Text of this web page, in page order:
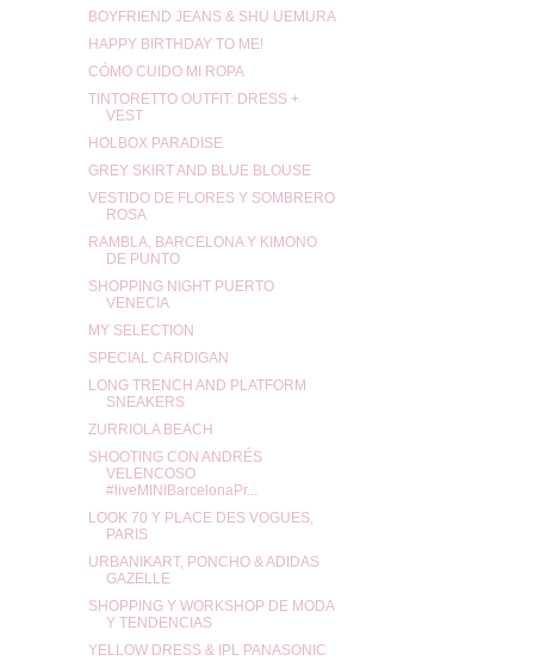
BOYFRIEND JEANS & SHU UEMURA
HAPPY BIRTHDAY TO ME!
CÓMO CUIDO MI ROPA
TINTORETTO OUTFIT: DRESS +
VEST
HOLBOX PARADISE
GREY SKIRT AND BLUE BLOUSE
VESTIDO DE FLORES Y SOMBRERO
ROSA
RAMBLA, BARCELONA Y KIMONO
DE PUNTO
SHOPPING NIGHT PUERTO
VENECIA
MY SELECTION
SPECIAL CARDIGAN
LONG TRENCH AND PLATFORM
SNEAKERS
ZURRIOLA BEACH
SHOOTING CON ANDRÉS
VELENCOSO
#liveMINIBarcelonaPr...
LOOK 70 Y PLACE DES VOGUES,
PARIS
URBANIKART, PONCHO & ADIDAS
GAZELLE
SHOPPING Y WORKSHOP DE MODA
Y TENDENCIAS
YELLOW DRESS & IPL PANASONIC